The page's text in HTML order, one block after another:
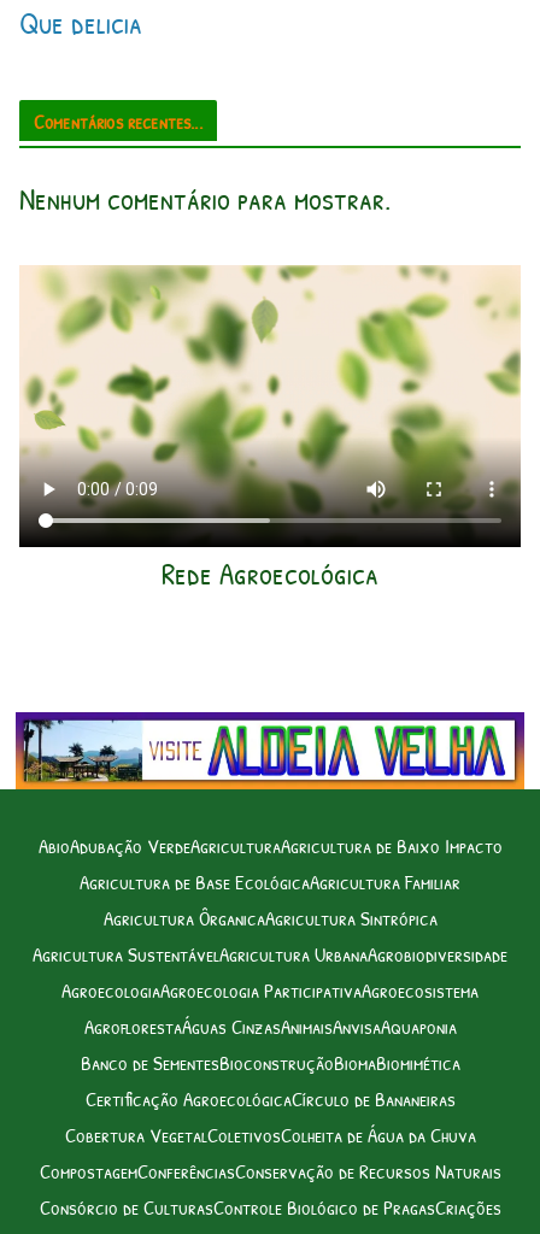
Que delicia
Comentários recentes...
Nenhum comentário para mostrar.
Rede Agroecológica
AbioAdubação VerdeAgriculturaAgricultura de Baixo Impacto
Agricultura de Base EcológicaAgricultura Familiar
Agricultura ÔrganicaAgricultura Sintrópica
Agricultura SustentávelAgricultura UrbanaAgrobiodiversidade
AgroecologiaAgroecologia ParticipativaAgroecosistema
AgroflorestaÁguas CinzasAnimaisAnvisaAquaponia
Banco de SementesBioconstruçãoBiomaBiomimética
Certificação AgroecológicaCírculo de Bananeiras
Cobertura VegetalColetivosColheita de Água da Chuva
CompostagemConferênciasConservação de Recursos Naturais
Consórcio de CulturasControle Biológico de PragasCriações